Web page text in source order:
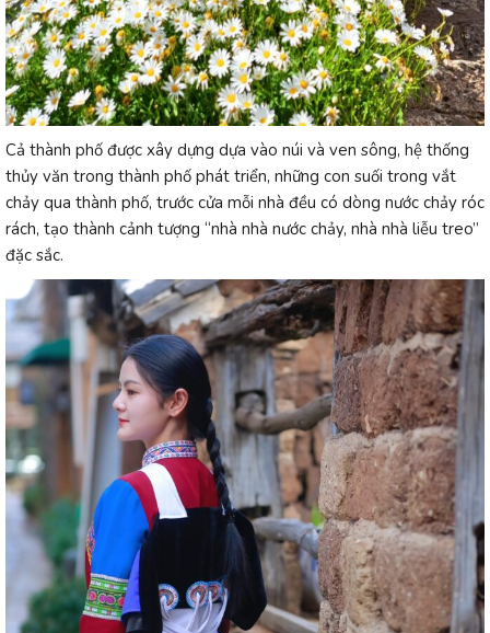
Cả thành phố được xây dựng dựa vào núi và ven sông, hệ thống
thủy văn trong thành phố phát triển, những con suối trong vắt
chảy qua thành phố, trước cửa mỗi nhà đều có dòng nước chảy róc
rách, tạo thành cảnh tượng “nhà nhà nước chảy, nhà nhà liễu treo”
đặc sắc.